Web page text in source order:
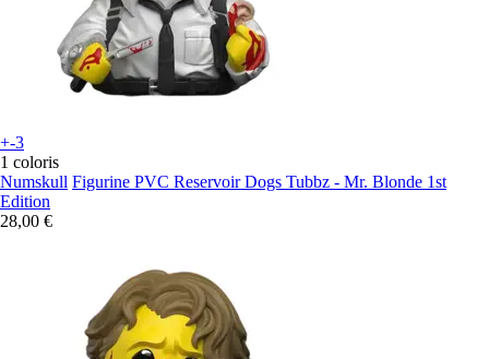
+-3
1 coloris
Numskull Figurine PVC Reservoir Dogs Tubbz - Mr. Blonde 1st
Edition
28,00 €